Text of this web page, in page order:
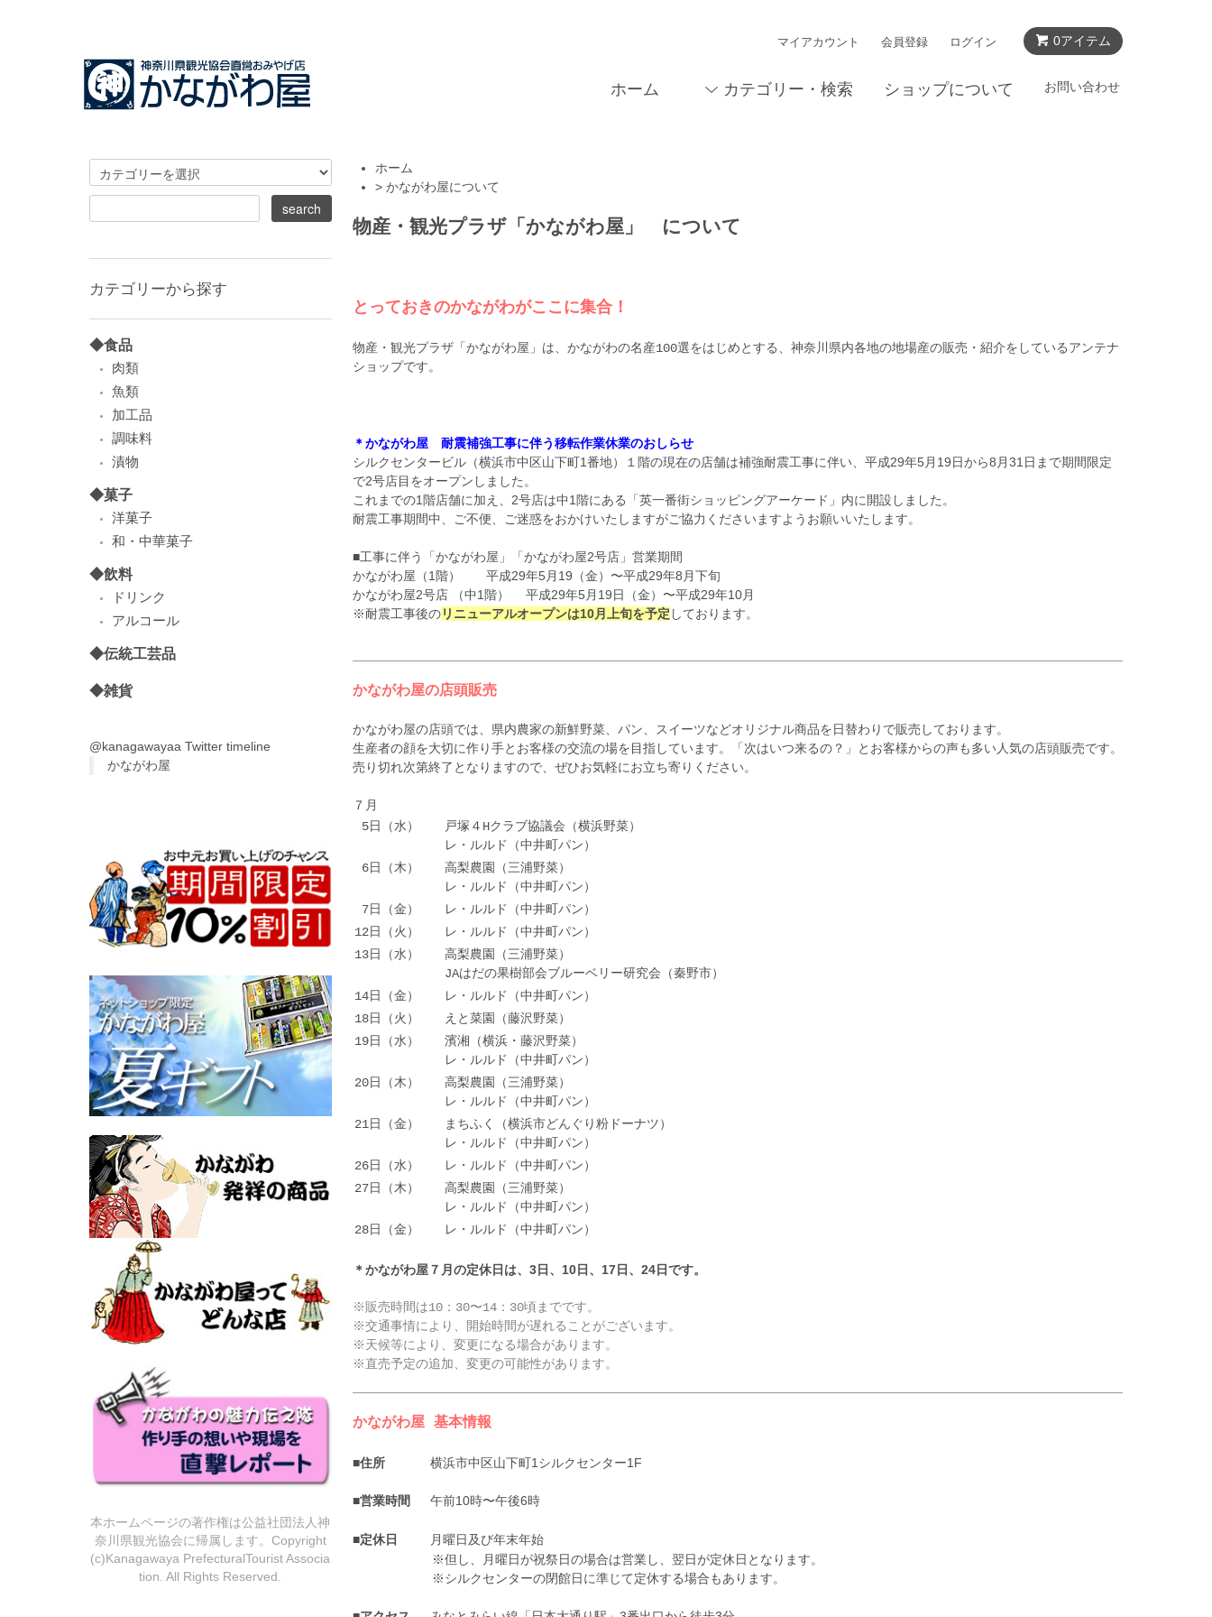
0アイテム
マイアカウント 会員登録 ログイン
ホーム カテゴリー・検索 ショップについて お問い合わせ
ホーム
>かながわ屋について
物産・観光プラザ「かながわ屋」 について
とっておきのかながわがここに集合！
物産・観光プラザ「かながわ屋」は、かながわの名産100選をはじめとする、神奈川県内各地の地場産の販売・紹介をしているアンテナ
ショップです。
＊かながわ屋 耐震補強工事に伴う移転作業休業のおしらせ
シルクセンタービル（横浜市中区山下町1番地）１階の現在の店舗は補強耐震工事に伴い、平成29年5月19日から8月31日まで期間限定
で2号店目をオープンしました。
これまでの1階店舗に加え、2号店は中1階にある「英一番街ショッピングアーケード」内に開設しました。
耐震工事期間中、ご不便、ご迷惑をおかけいたしますがご協力くださいますようお願いいたします。
■工事に伴う「かながわ屋」「かながわ屋2号店」営業期間
かながわ屋（1階） 平成29年5月19（金）〜平成29年8月下旬
かながわ屋2号店 （中1階） 平成29年5月19日（金）〜平成29年10月
※耐震工事後のリニューアルオープンは10月上旬を予定 しております。
かながわ屋の店頭販売
かながわ屋の店頭では、県内農家の新鮮野菜、パン、スイーツなどオリジナル商品を日替わりで販売しております。
生産者の顔を大切に作り手とお客様の交流の場を目指しています。「次はいつ来るの？」とお客様からの声も多い人気の店頭販売です。
売り切れ次第終了となりますので、ぜひお気軽にお立ち寄りください。
７月
5日（水）
戸塚４Hクラブ協議会（横浜野菜）
レ・ルルド（中井町パン）
6日（木）
高梨農園（三浦野菜）
レ・ルルド（中井町パン）
7日（金）
レ・ルルド（中井町パン）
12日（火）
レ・ルルド（中井町パン）
13日（水）
高梨農園（三浦野菜）
JAはだの果樹部会ブルーベリー研究会（秦野市）
14日（金）
レ・ルルド（中井町パン）
18日（火）
えと菜園（藤沢野菜）
19日（水）
濱湘（横浜・藤沢野菜）
レ・ルルド（中井町パン）
20日（木）
高梨農園（三浦野菜）
レ・ルルド（中井町パン）
21日（金）
まちふく（横浜市どんぐり粉ドーナツ）
レ・ルルド（中井町パン）
26日（水）
レ・ルルド（中井町パン）
27日（木）
高梨農園（三浦野菜）
レ・ルルド（中井町パン）
28日（金）
レ・ルルド（中井町パン）
＊かながわ屋７月の定休日は、3日、10日、17日、24日です。
※販売時間は10：30〜14：30頃までです。
※交通事情により、開始時間が遅れることがございます。
※天候等により、変更になる場合があります。
※直売予定の追加、変更の可能性があります。
かながわ屋 基本情報
■住所横浜市中区山下町1シルクセンター1F
■営業時間午前10時〜午後6時
■定休日
月曜日及び年末年始
※但し、月曜日が祝祭日の場合は営業し、翌日が定休日となります。
※シルクセンターの閉館日に準じて定休する場合もあります。
カテゴリーから探す
◆食品
肉類
魚類
加工品
調味料
漬物
◆菓子
洋菓子
和・中華菓子
◆飲料
ドリンク
アルコール
◆伝統工芸品
◆雑貨
@kanagawayaa Twitter timeline
かながわ屋
本ホームページの著作権は公益社団法人神
奈川県観光協会に帰属します。Copyright
(c)Kanagawaya PrefecturalTourist Associa
tion. All Rights Reserved.